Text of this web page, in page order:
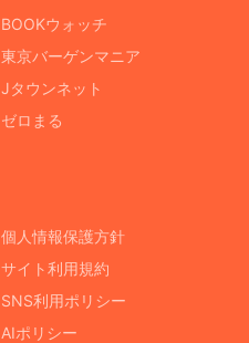
BOOKウォッチ
東京バーゲンマニア
Jタウンネット
ゼロまる
個人情報保護方針
サイト利用規約
SNS利用ポリシー
AIポリシー